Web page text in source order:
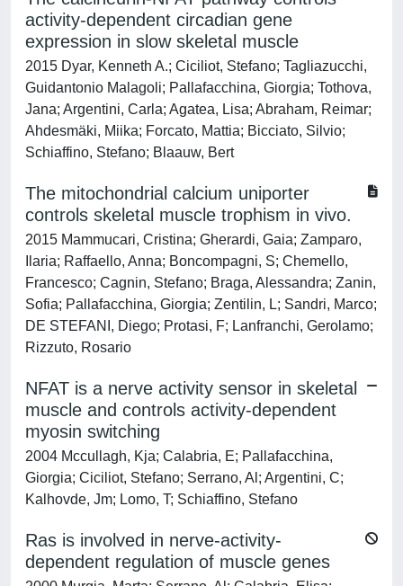
activity-dependent circadian gene
expression in slow skeletal muscle
2015 Dyar, Kenneth A.; Ciciliot, Stefano; Tagliazucchi,
Guidantonio Malagoli; Pallafacchina, Giorgia; Tothova,
Jana; Argentini, Carla; Agatea, Lisa; Abraham, Reimar;
Ahdesmäki, Miika; Forcato, Mattia; Bicciato, Silvio;
Schiaffino, Stefano; Blaauw, Bert
The mitochondrial calcium uniporter
controls skeletal muscle trophism in vivo.
2015 Mammucari, Cristina; Gherardi, Gaia; Zamparo,
Ilaria; Raffaello, Anna; Boncompagni, S; Chemello,
Francesco; Cagnin, Stefano; Braga, Alessandra; Zanin,
Sofia; Pallafacchina, Giorgia; Zentilin, L; Sandri, Marco;
DE STEFANI, Diego; Protasi, F; Lanfranchi, Gerolamo;
Rizzuto, Rosario
NFAT is a nerve activity sensor in skeletal
muscle and controls activity-dependent
myosin switching
2004 Mccullagh, Kja; Calabria, E; Pallafacchina,
Giorgia; Ciciliot, Stefano; Serrano, Al; Argentini, C;
Kalhovde, Jm; Lomo, T; Schiaffino, Stefano
Ras is involved in nerve-activity-
dependent regulation of muscle genes